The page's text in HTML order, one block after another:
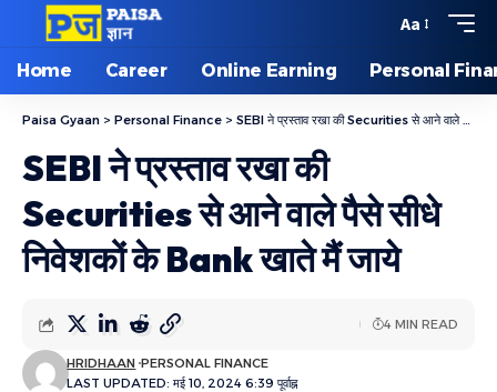
Aa
Home Career Online Earning Personal
Paisa Gyaan > Personal Finance > SEBI ने प्रस्ताव रखा की Securities से आने वाले पैसे सीधे निवेशकों के Bank खाते मैं जाये
SEBI ने प्रस्ताव रखा की
Securities से आने वाले पैसे सीधे
निवेशकों के Bank खाते मैं जाये
LAST UPDATED: मई 10, 2024 6:39 पूर्वाह्न
HRIDHAAN PERSONAL FINANCE
4 MIN READ